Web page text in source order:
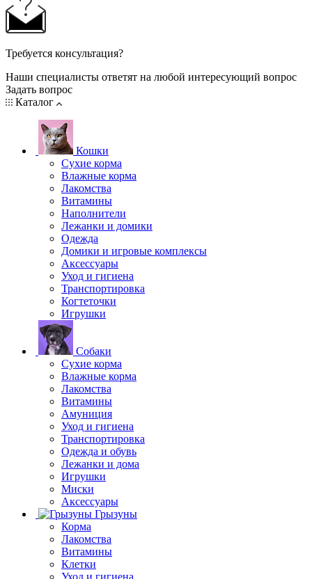
Требуется консультация?
Наши специалисты ответят на любой интересующий вопрос
Задать вопрос
Каталог
Кошки
Сухие корма
Влажные корма
Лакомства
Витамины
Наполнители
Лежанки и домики
Одежда
Домики и игровые комплексы
Аксессуары
Уход и гигиена
Транспортировка
Когтеточки
Игрушки
Собаки
Сухие корма
Влажные корма
Лакомства
Витамины
Амуниция
Уход и гигиена
Транспортировка
Одежда и обувь
Лежанки и дома
Игрушки
Миски
Аксессуары
Грызуны
Корма
Лакомства
Витамины
Клетки
Уход и гигиена